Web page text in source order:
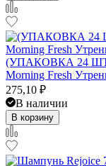
(УПАКОВКА 24 ШТ)
Morning Fresh
275,10 ₽
В наличии
В корзину